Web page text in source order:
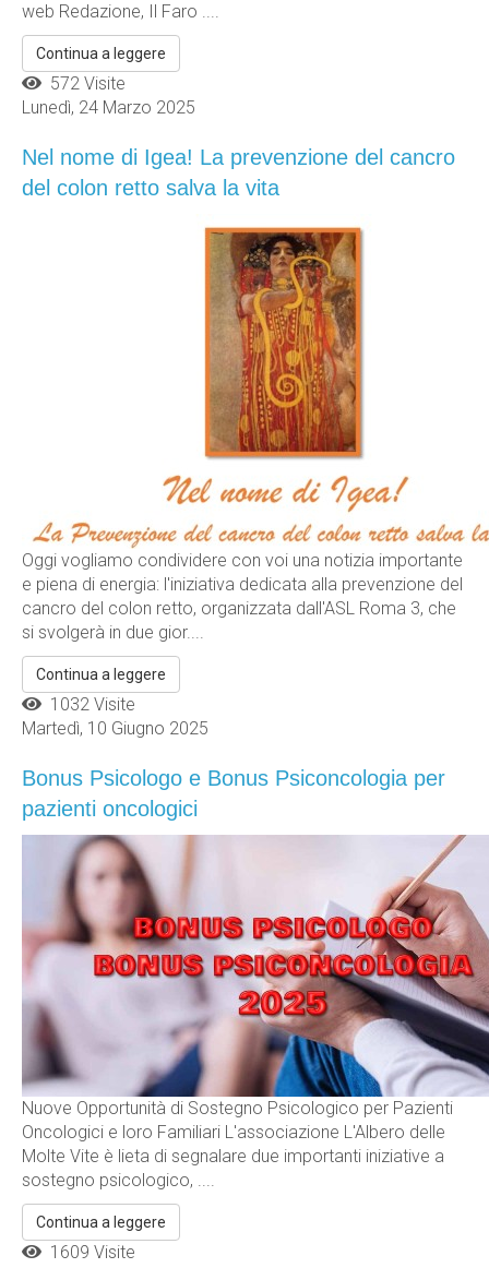
web Redazione, Il Faro ....
Continua a leggere
572 Visite
Lunedì, 24 Marzo 2025
Nel nome di Igea! La prevenzione del cancro
del colon retto salva la vita
Oggi vogliamo condividere con voi una notizia importante
e piena di energia: l'iniziativa dedicata alla prevenzione del
cancro del colon retto, organizzata dall'ASL Roma 3, che
si svolgerà in due gior....
Continua a leggere
1032 Visite
Martedì, 10 Giugno 2025
Bonus Psicologo e Bonus Psiconcologia per
pazienti oncologici
Nuove Opportunità di Sostegno Psicologico per Pazienti
Oncologici e loro Familiari L'associazione L'Albero delle
Molte Vite è lieta di segnalare due importanti iniziative a
sostegno psicologico, ....
Continua a leggere
1609 Visite